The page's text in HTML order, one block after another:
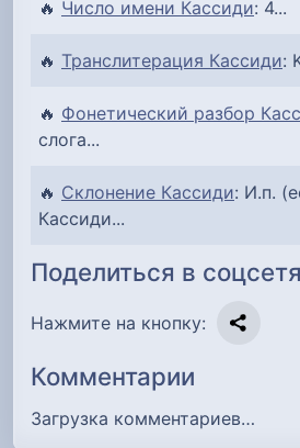
🔥 Число имени Кассиди: 4...
🔥 Транслитерация Кассиди:
🔥 Фонетический разбор
слога...
🔥 Склонение Кассиди: И.п.
Кассиди...
Поделиться в
Нажмите на кнопку:
Комментарии
Загрузка комментариев…